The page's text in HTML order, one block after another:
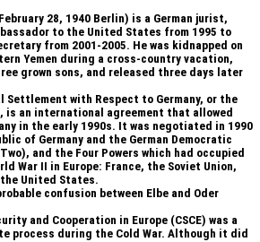
28, 1940 Berlin) is a German jurist,
to the United States from 1995 to
from 2001-2005. He was kidnapped on
Yemen during a cross-country vacation,
grown sons, and released three days later
Settlement with Respect to Germany, or the
is an international agreement that allowed
in the early 1990s. It was negotiated in 1990
of Germany and the German Democratic
and the Four Powers which had occupied
War II in Europe: France, the Soviet Union,
United States.
confusion between Elbe and Oder
and Cooperation in Europe (CSCE) was a
process during the Cold War. Although it did